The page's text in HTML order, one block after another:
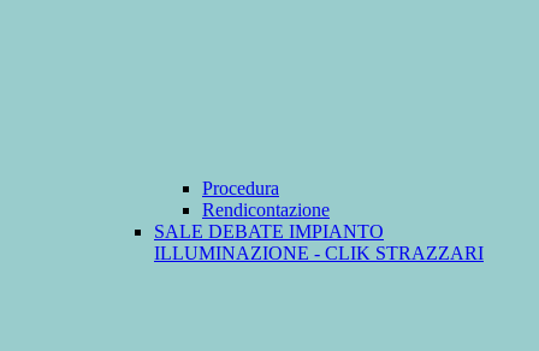
Procedura
Rendicontazione
SALE DEBATE IMPIANTO
ILLUMINAZIONE - CLIK STRAZZARI